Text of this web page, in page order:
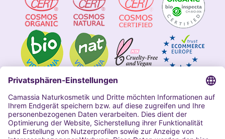
Impressum
Allgemeine Geschäftsbedingungen
Datenschutzerklärung Camassia